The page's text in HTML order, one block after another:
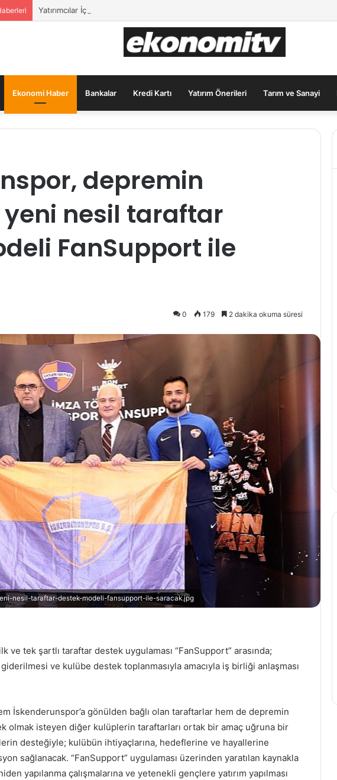
Yatırımcılar İçin Güvenli Liman: Altın Hâlâ İlk Sırada mı?
Ekonomi Haber Bankalar Kredi Kartı Yatırım Önerileri Tarım ve Sanayi
depremin
yeni nesil taraftar
FanSupport ile
0 179 2 dakika okuma süresi
nesil-taraftar-destek-modeli-fansupport-ile-saracak.jpg
ve tek şartlı taraftar destek uygulaması “FanSupport” arasında;
ve kulübe destek toplanmasıyla amacıyla iş birliği anlaşması
İskenderunspor’a gönülden bağlı olan taraftarlar hem de depremin
olmak isteyen diğer kulüplerin taraftarları ortak bir amaç uğruna bir
desteğiyle; kulübün ihtiyaçlarına, hedeflerine ve hayallerine
sağlanacak. “FanSupport” uygulaması üzerinden yaratılan kaynakla
yapılanma çalışmalarına ve yetenekli gençlere yatırım yapılması
Ekim 2022
birlikteliğe ve F1’in
geleceğine
açıyor
QNB
Finansinvest’ten
halka
arz
8 Eylül 2022
QNB Finansinvest’ten halka arz
rekoru